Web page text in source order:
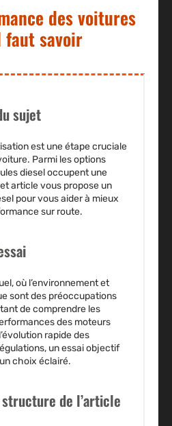
des voitures
faut savoir
sujet
est une étape cruciale
Parmi les options
diesel occupent une
article vous propose un
pour vous aider à mieux
sur route.
où l’environnement et
sont des préoccupations
de comprendre les
des moteurs
rapide des
un essai objectif
choix éclairé.
de l’article